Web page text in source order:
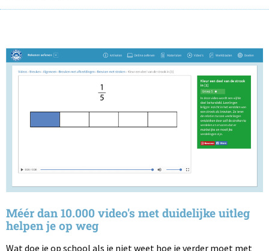
Méér dan 10.000 video's met duidelijke uitleg
helpen je op weg
Wat doe je op school als je niet weet hoe je verder moet met